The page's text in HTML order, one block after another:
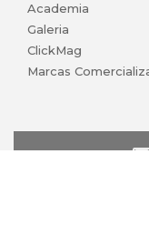
Academia
Galeria
ClickMag
Marcas